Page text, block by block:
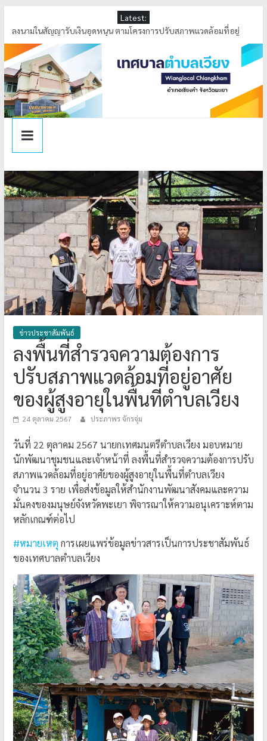
Latest:
ลงพื้นที่ตรวจสอบระดับน้ำ เหมืองหลวงบ้านล้า หมู่ที่ 4 ตำบลเวียง อำเภอ
เชียงคำ จังหวัดพะเยา
ลงนามในสัญญารับเงินอุดหนุน ตามโครงการปรับสภาพแวดล้อมที่อยู่
อาศัยและสิ่งอำนวยความสะดวกสำหรับผู้สูงอายุประจำปี 2569
ลงพื้นที่ดำเนินการกำจัดสิ่งกีดขวางทางน้ำ ณ บ้านล้า หมู่ที่ 4 ตำบลเวียง
เทศบาลตำบลเวียง ได้รับรางวัล การคัดเลือกองค์กรปกครองส่วนท้องถิ่น
ที่มีการบริหารจัดการที่ดี ประจำปีงบประมาณ พ.ศ.2569
ร่วมพิธีทอดผ้าป่าสามัคคี เพื่อพัฒนาคุณภาพการศึกษาเด็กพิการจังหวัด
พะเยา (อำเภอเชียงคำ) ประจำปีการศึกษา 2569
ข่าวประชาสัมพันธ์
ลงพื้นที่สำรวจความต้องการ
ปรับสภาพแวดล้อมที่อยู่อาศัย
ของผู้สูงอายุในพื้นที่ตำบลเวียง
24 ตุลาคม 2567 ประภาพร จักรจุ่ม
วันที่ 22 ตุลาคม 2567 นายกเทศมนตรีตำบลเวียง มอบหมาย
นักพัฒนาชุมชนและเจ้าหน้าที่ ลงพื้นที่สำรวจความต้องการปรับ
สภาพแวดล้อมที่อยู่อาศัยของผู้สูงอายุในพื้นที่ตำบลเวียง
จำนวน 3 ราย เพื่อส่งข้อมูลให้สำนักงานพัฒนาสังคมและความ
มั่นคงของมนุษย์จังหวัดพะเยา พิจารณาให้ความอนุเคราะห์ตาม
หลักเกณฑ์ต่อไป
#หมายเหตุ การเผยแพร่ข้อมูลข่าวสารเป็นการประชาสัมพันธ์
ของเทศบาลตำบลเวียง